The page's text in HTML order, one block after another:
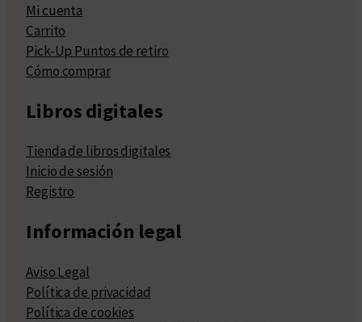
Mi cuenta
Carrito
Pick-Up Puntos de retiro
Cómo comprar
Libros digitales
Tienda de libros digitales
Inicio de sesión
Registro
Información legal
Aviso Legal
Política de privacidad
Política de cookies